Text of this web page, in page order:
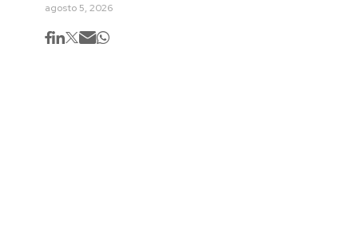
agosto 5, 2026